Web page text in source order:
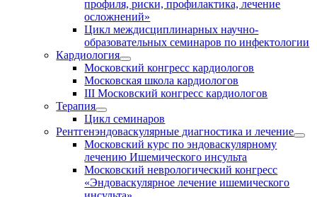
профиля, риски, профилактика, лечение
осложнений»
Цикл междисциплинарных научно-
образовательных семинаров по инфектологии
Кардиология
Московский конгресс кардиологов
Московская школа кардиологов
III Московский конгресс кардиологов
Терапия
Цикл семинаров
Рентгенэндоваскулярные диагностика и лечение
Московский курс по эндоваскулярному
лечению Ишемического инсульта
Московский неврологический конгресс
«Эндоваскулярное лечение ишемического